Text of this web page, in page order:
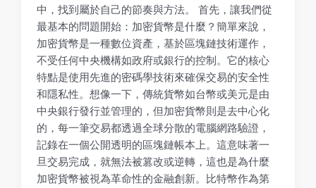
中，找到屬於自己的節奏與方法。 首先，讓我們從
最基本的問題開始：加密貨幣是什麼？簡單來說，
加密貨幣是一種數位資產，基於區塊鏈技術運作，
不受任何中央機構如政府或銀行的控制。它的核心
特點是使用先進的密碼學技術來確保交易的安全性
和隱私性。想像一下，傳統貨幣如台幣或美元是由
中央銀行發行並管理的，但加密貨幣則是去中心化
的，每一筆交易都透過全球分散的電腦網路驗證，
記錄在一個公開透明的區塊鏈帳本上。這意味著一
旦交易完成，就無法被篡改或逆轉，這也是為什麼
加密貨幣被視為革命性的金融創新。比特幣作為第